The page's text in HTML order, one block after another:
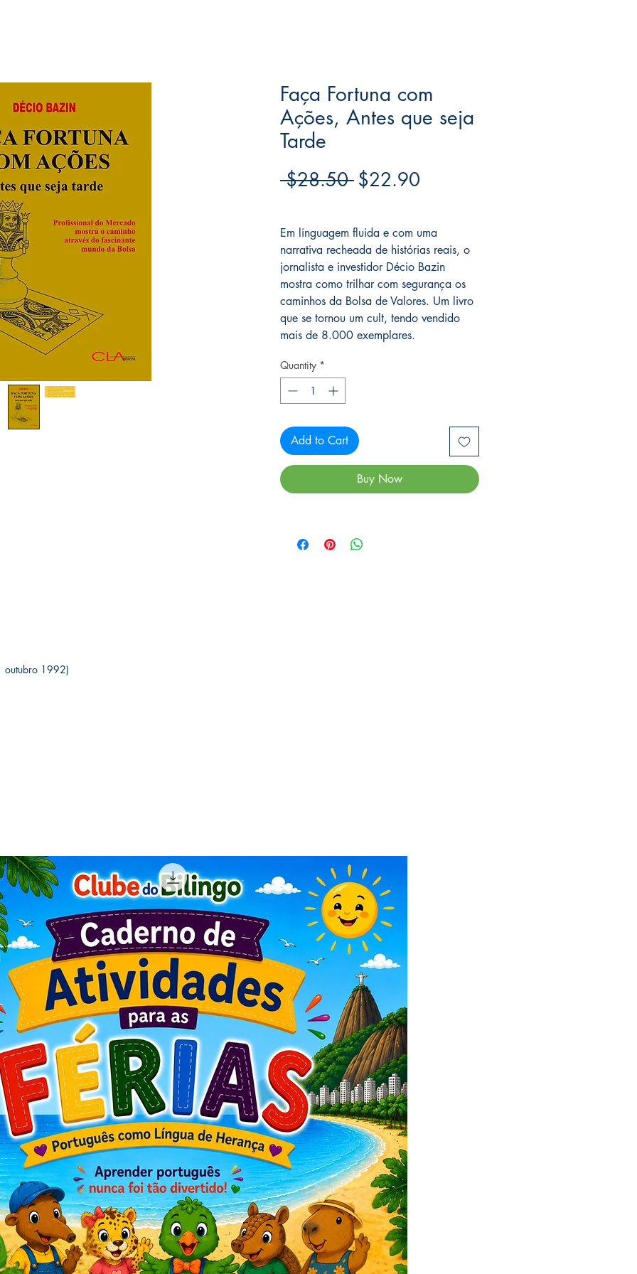
Faça Fortuna com
Ações, Antes que seja
Tarde
$28.50 Regular
$22.90
Em linguagem fluida e com uma
narrativa recheada de histórias reais, o
jornalista e investidor Décio Bazin
mostra como trilhar com segurança os
caminhos da Bolsa de Valores. Um livro
que se tornou um cult, tendo vendido
mais de 8.000 exemplares.
Quantity *
Add to Cart
Buy Now
(1 outubro 1992)